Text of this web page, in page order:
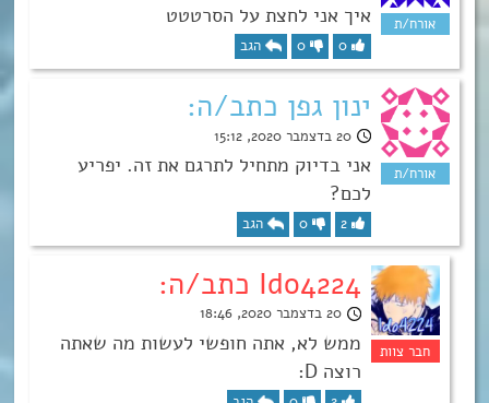
איך אני לחצת על הסרטטט
0
0 הגב
ינון גפן כתב/ה:
20 בדצמבר 2020, 15:12
אני בדיוק מתחיל לתרגם את זה. יפריע
לכם?
2
0 הגב
Ido4224 כתב/ה:
20 בדצמבר 2020, 18:46
ממש לא, אתה חופשי לעשות מה שאתה
רוצה D: